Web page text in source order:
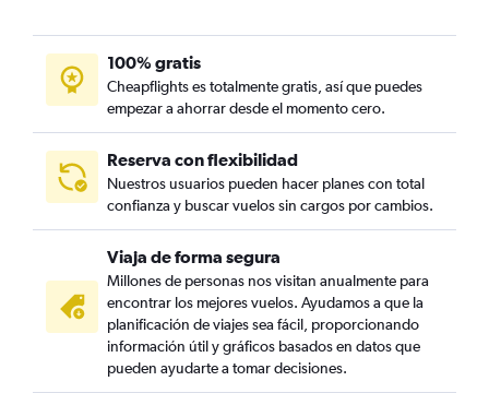
100% gratis
Cheapflights es totalmente gratis, así que puedes
empezar a ahorrar desde el momento cero.
Reserva con flexibilidad
Nuestros usuarios pueden hacer planes con total
confianza y buscar vuelos sin cargos por cambios.
Viaja de forma segura
Millones de personas nos visitan anualmente para
encontrar los mejores vuelos. Ayudamos a que la
planificación de viajes sea fácil, proporcionando
información útil y gráficos basados en datos que
pueden ayudarte a tomar decisiones.